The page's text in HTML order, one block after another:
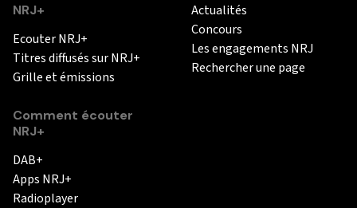
NRJ+
Ecouter NRJ+
Titres diffusés sur NRJ+
Grille et émissions
Comment écouter
NRJ+
DAB+
Apps NRJ+
Radioplayer
Actualités
Concours
Les engagements NRJ
Rechercher une page